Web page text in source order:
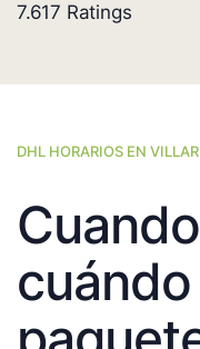
7.617 Ratings
DHL HORARIOS EN